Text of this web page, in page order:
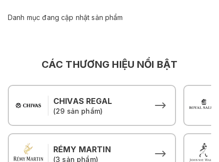
Danh mục đang cập nhật sản phẩm
CÁC THƯƠNG HIỆU NỔI BẬT
CHIVAS REGAL
(29 sản phẩm)
RÉMY MARTIN
(3 sản phẩm)